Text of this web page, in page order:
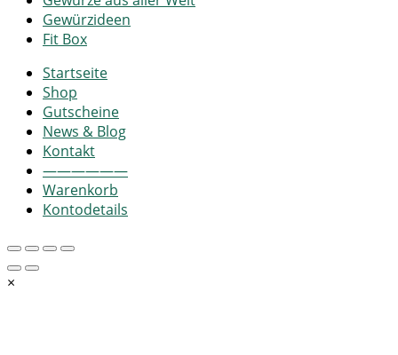
Gewürzideen
Fit Box
Startseite
Shop
Gutscheine
News & Blog
Kontakt
——————
Warenkorb
Kontodetails
×